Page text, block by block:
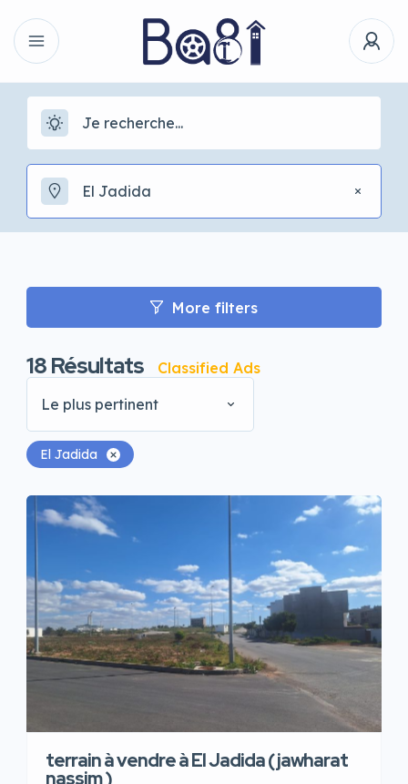
El Jadida
More filters
18Résultats
Classified Ads
Le plus pertinent
El Jadida
terrain à vendre à El Jadida ( jawharat
nassim )